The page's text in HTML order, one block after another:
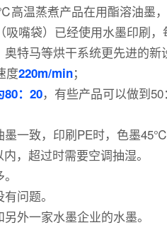
温蒸煮产品在用酯溶油墨
吸嘴袋）已经使用水墨印刷
奥特马等烘干系统更先进的
度220m/min；
80：20，有些产品可以做到
墨一致，印刷PE时，色墨
，超过时需要空调抽湿。
问题。
另外一家水墨企业的水墨。